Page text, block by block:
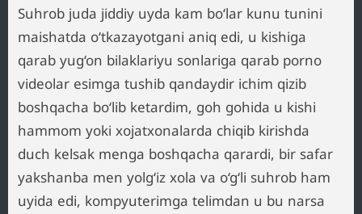
Suhrob juda jiddiy uyda kam bo‘lar kunu tunini
maishatda o‘tkazayotgani aniq edi, u kishiga
qarab yug‘on bilaklariyu sonlariga qarab porno
videolar esimga tushib qandaydir ichim qizib
boshqacha bo‘lib ketardim, goh gohida u kishi
hammom yoki xojatxonalarda chiqib kirishda
duch kelsak menga boshqacha qarardi, bir safar
yakshanba men yolg‘iz xola va o‘g‘li suhrob ham
uyida edi, kompyuterimga telimdan u bu narsa